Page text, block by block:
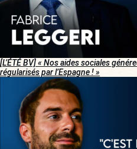
[L’ÉTÉ BV] « Nos aides sociales
régularisés par l’Espagne ! »